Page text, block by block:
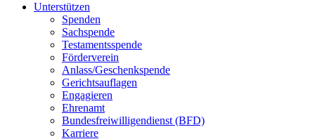
Unterstützen
Spenden
Sachspende
Testamentsspende
Förderverein
Anlass/Geschenkspende
Gerichtsauflagen
Engagieren
Ehrenamt
Bundesfreiwilligendienst (BFD)
Karriere